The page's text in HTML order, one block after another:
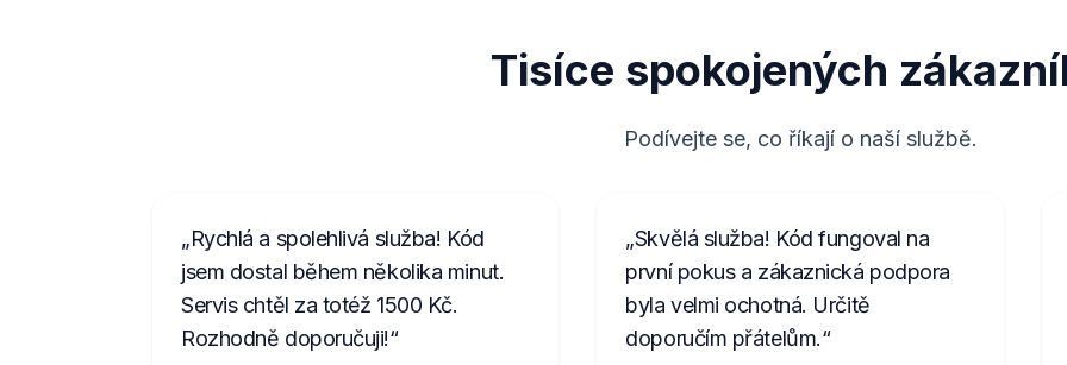
Tisíce spokojených
Podívejte se, co říkají o naší službě.
Rychlá a spolehlivá služba! Kód
jsem dostal během několika minut.
Servis chtěl za totéž 1500 Kč.
Rozhodně doporučuji!
Skvělá služba! Kód fungoval na
první pokus a zákaznická podpora
byla velmi ochotná. Určitě
doporučím přátelům.